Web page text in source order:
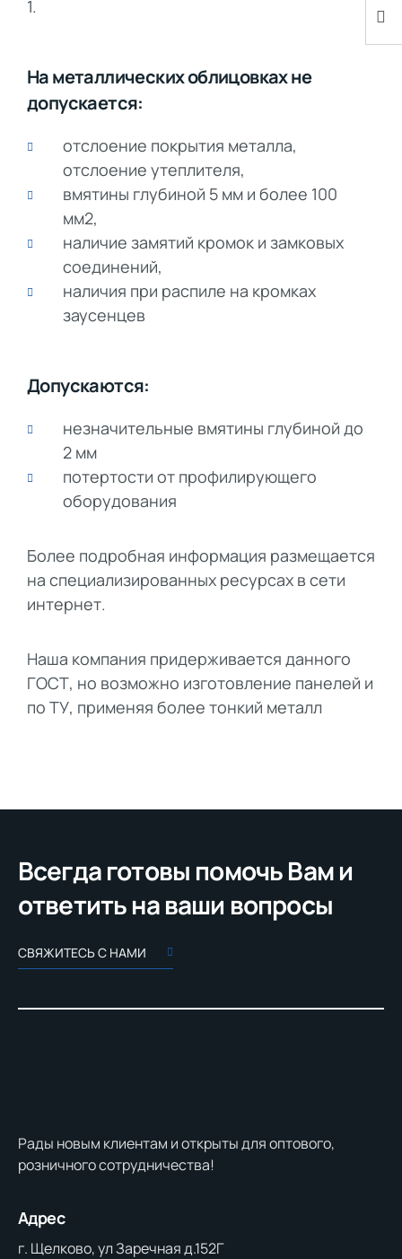
1.
На металлических облицовках не
допускается:
отслоение покрытия металла,
отслоение утеплителя,
вмятины глубиной 5 мм и более 100
мм2,
наличие замятий кромок и замковых
соединений,
наличия при распиле на кромках
заусенцев
Допускаются:
незначительные вмятины глубиной до
2 мм
потертости от профилирующего
оборудования
Более подробная информация размещается
на специализированных ресурсах в сети
интернет.
Наша компания придерживается данного
ГОСТ, но возможно изготовление панелей и
по ТУ, применяя более тонкий металл
Всегда готовы помочь Вам и
ответить на ваши вопросы
СВЯЖИТЕСЬ С НАМИ
Рады новым клиентам и открыты для оптового,
розничного сотрудничества!
Адрес
г. Щелково, ул Заречная д.152Г